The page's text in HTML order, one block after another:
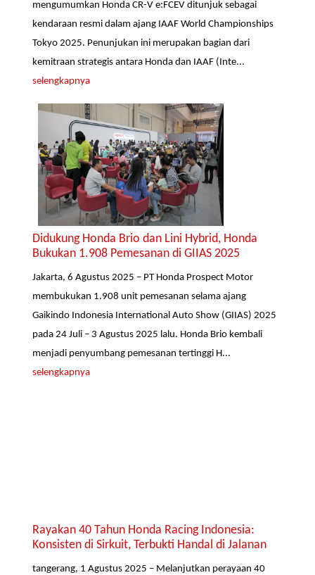
mengumumkan Honda CR-V e:FCEV ditunjuk sebagai
kendaraan resmi dalam ajang IAAF World Championships
Tokyo 2025. Penunjukan ini merupakan bagian dari
kemitraan strategis antara Honda dan IAAF (Inte...
selengkapnya
Didukung Honda Brio dan Lini Hybrid, Honda
Bukukan 1.908 Pemesanan di GIIAS 2025
Jakarta, 6 Agustus 2025 – PT Honda Prospect Motor
membukukan 1.908 unit pemesanan selama ajang
Gaikindo Indonesia International Auto Show (GIIAS) 2025
pada 24 Juli – 3 Agustus 2025 lalu. Honda Brio kembali
menjadi penyumbang pemesanan tertinggi H...
selengkapnya
Rayakan 40 Tahun Honda Racing Indonesia:
Konsisten di Sirkuit, Terbukti Handal di Jalanan
tangerang, 1 Agustus 2025 – Melanjutkan perayaan 40